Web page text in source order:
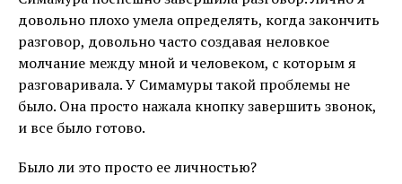
довольно плохо умела определять, когда закончить
разговор, довольно часто создавая неловкое
молчание между мной и человеком, с которым я
разговаривала. У Симамуры такой проблемы не
было. Она просто нажала кнопку завершить звонок,
и все было готово.
Было ли это просто ее личностью?